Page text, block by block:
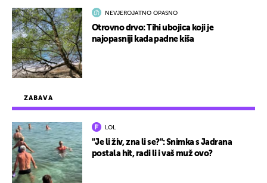
ZABAVA
LOL
"Je li živ, zna li se?": Snimka s Jadrana
postala hit, radi li i vaš muž ovo?
NEVJEROJATNO OPASNO
Otrovno drvo: Tihi ubojica koji je
najopasniji kada padne kiša